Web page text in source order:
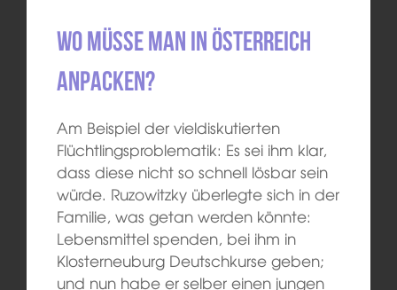
Wo müsse man in Österreich
anpacken?
Am Beispiel der vieldiskutierten
Flüchtlingsproblematik: Es sei ihm klar,
dass diese nicht so schnell lösbar sein
würde. Ruzowitzky überlegte sich in der
Familie, was getan werden könnte:
Lebensmittel spenden, bei ihm in
Klosterneuburg Deutschkurse geben;
und nun habe er selber einen jungen